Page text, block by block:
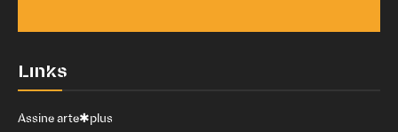
Links
Assine arte✱plus